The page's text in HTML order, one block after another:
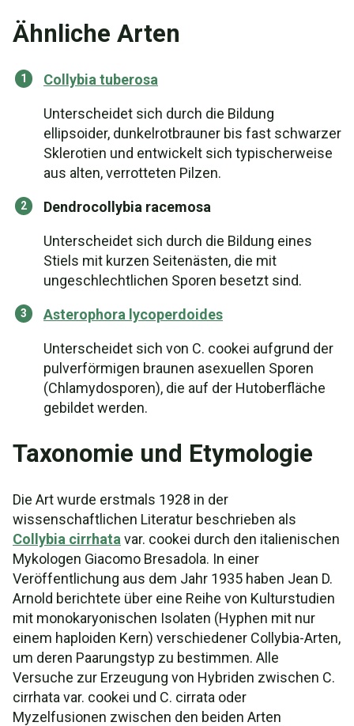
Ähnliche Arten
Collybia tuberosa
Unterscheidet sich durch die Bildung
ellipsoider, dunkelrotbrauner bis fast schwarzer
Sklerotien und entwickelt sich typischerweise
aus alten, verrotteten Pilzen.
Dendrocollybia racemosa
Unterscheidet sich durch die Bildung eines
Stiels mit kurzen Seitenästen, die mit
ungeschlechtlichen Sporen besetzt sind.
Asterophora lycoperdoides
Unterscheidet sich von C. cookei aufgrund der
pulverförmigen braunen asexuellen Sporen
(Chlamydosporen), die auf der Hutoberfläche
gebildet werden.
Taxonomie und Etymologie
Die Art wurde erstmals 1928 in der
wissenschaftlichen Literatur beschrieben als
Collybia cirrhata var. cookei durch den italienischen
Mykologen Giacomo Bresadola. In einer
Veröffentlichung aus dem Jahr 1935 haben Jean D.
Arnold berichtete über eine Reihe von Kulturstudien
mit monokaryonischen Isolaten (Hyphen mit nur
einem haploiden Kern) verschiedener Collybia-Arten,
um deren Paarungstyp zu bestimmen. Alle
Versuche zur Erzeugung von Hybriden zwischen C.
cirrhata var. cookei und C. cirrata oder
Myzelfusionen zwischen den beiden Arten